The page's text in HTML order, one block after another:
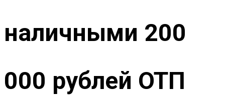
наличными 200
000 рублей ОТП